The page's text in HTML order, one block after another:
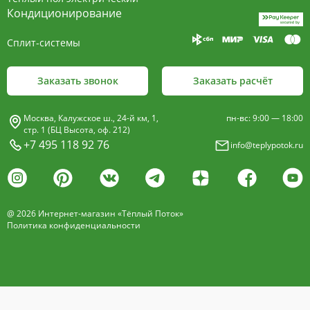
пластины, покрыт износостойким порошковым
покрытием чёрного цвета.
- изготавливается двух типов: рулонная и
анодированный алюминий четырёх цветов -
золото, бронза, чёрный, серебро (без доплат)
дерево – дуб натуральный
нержавеющая сталь
Кондиционирование
Сплит-системы
Заказать звонок Заказать расчёт
Москва, Калужское ш., 24-й км, 1,
стр. 1 (БЦ Высота, оф. 212)
+7 495 118 92 76
пн-вс: 9:00 — 18:00
info@teplypotok.ru
@ 2026 Интернет-магазин «Тёплый Поток»
Политика конфиденциальности